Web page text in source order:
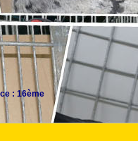
: 16ème